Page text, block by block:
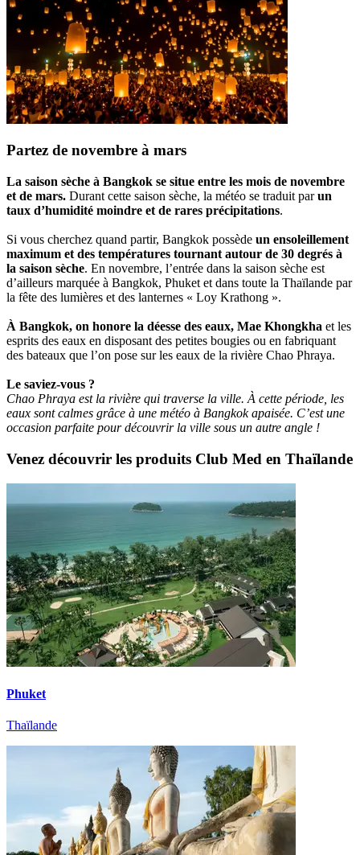
Partez de novembre à mars
La saison sèche à Bangkok se situe entre les mois de novembre
et de mars. Durant cette saison sèche, la météo se traduit parun
taux d’humidité moindre et de rares précipitations.
Si vous cherchez quand partir, Bangkok possède un ensoleillement
maximum et des températures tournant autour de 30 degrés à
la saison sèche. En novembre, l’entrée dans la saison sèche est
d’ailleurs marquée à Bangkok, Phuket et dans toute la Thaïlande par
la fête des lumières et des lanternes « Loy Krathong ».
À Bangkok, on honore la déesse des eaux, Mae Khongkha et les
esprits des eaux en disposant des petites bougies ou en fabriquant
des bateaux que l’on pose sur les eaux de la rivière Chao Phraya.
Le saviez-vous ?
Chao Phraya est la rivière qui traverse la ville. À cette période, les
eaux sont calmes grâce à une météo à Bangkok apaisée. C’est une
occasion parfaite pour découvrir la ville sous un autre angle !
Venez découvrir les produits Club Med en Thaïlande
Phuket
Thaïlande